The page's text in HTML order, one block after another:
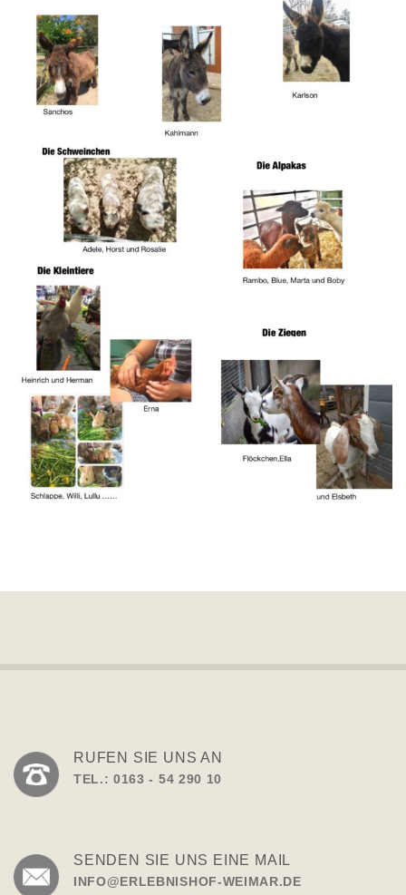
RUFEN SIE UNS AN
TEL.: 0163 - 54 290 10
SENDEN SIE UNS EINE MAIL
INFO@ERLEBNISHOF-WEIMAR.DE